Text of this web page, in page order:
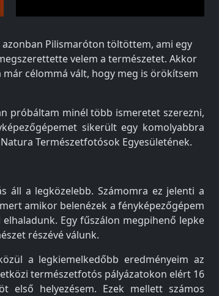
Pilismaróton töltöttem, ami egy
velem a természetet. Akkor
célommá vált, hogy meg is örökítsem
próbáltam minél több ismeretet szerezni,
sikerült egy komolyabbra
Természetfotósok Egyesületének.
áll a legközelebb. Számomra ez jelenti a
amikor belenézek a fényképezőgépem
Egy fűszálon megpihenő lepke
részévé válunk.
a legkiemelkedőbb eredményeim az
természetfotós pályázatokon elért 16
első helyezésem. Ezek mellett számos